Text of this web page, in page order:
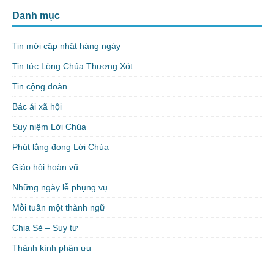
Danh mục
Tin mới cập nhật hàng ngày
Tin tức Lòng Chúa Thương Xót
Tin cộng đoàn
Bác ái xã hội
Suy niệm Lời Chúa
Phút lắng đọng Lời Chúa
Giáo hội hoàn vũ
Những ngày lễ phụng vụ
Mỗi tuần một thành ngữ
Chia Sẻ – Suy tư
Thành kính phân ưu